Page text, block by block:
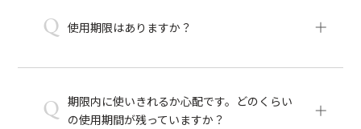
Q 使用期限はありますか？
Q 期限内に使いきれるか心配です。どのくらい
の使用期間が残っていますか？